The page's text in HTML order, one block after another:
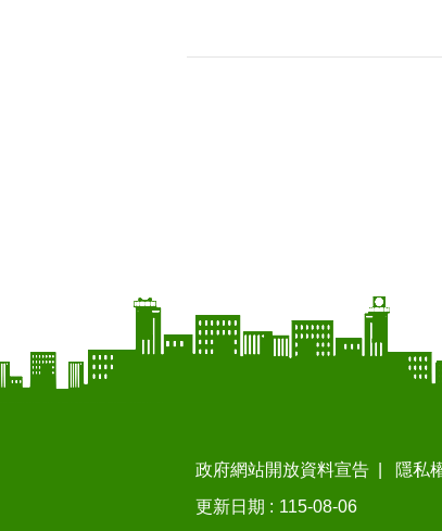
政府網站開放資料宣告
隱私
更新日期
115-08-06